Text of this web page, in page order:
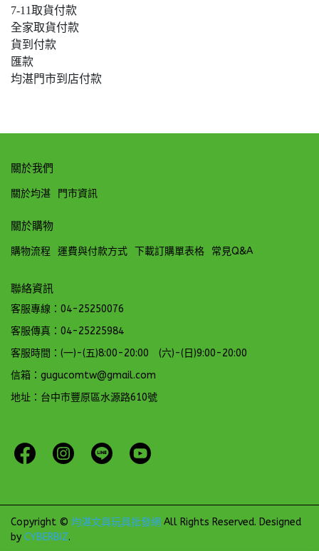
7-11取貨付款
全家取貨付款
貨到付款
匯款
均湛門市到店付款
關於我們
關於均湛 門市資訊
關於購物
購物流程 運費與付款方式 下載訂購單表格 常見Q&A
聯絡資訊
客服專線：04-25250076
客服傳真：04-25225984
客服時間：(一)-(五)8:00-20:00 (六)-(日)9:00-20:00
信箱：gugucomtw@gmail.com
地址：台中市豐原區水源路610號
Copyright © 均湛文具玩具批發網 All Rights Reserved. Designed
by CYBERBIZ.